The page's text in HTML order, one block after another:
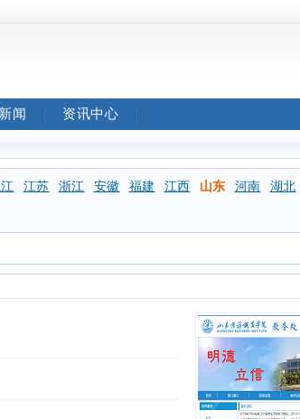
闻 资讯中心
江苏 浙江 安徽 福建 江西 山东 河南 湖北